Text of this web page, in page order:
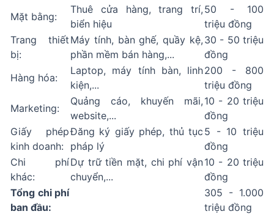
Mặt bằng:
Thuê cửa hàng, trang trí,
biển hiệu
50 - 100
triệu đồng
Trang thiết
bị:
Máy tính, bàn ghế, quầy kệ,
phần mềm bán hàng,...
30 - 50 triệu
đồng
Hàng hóa:
Laptop, máy tính bàn, linh
kiện,...
200 - 800
triệu đồng
Marketing:
Quảng cáo, khuyến mãi,
website,...
10 - 20 triệu
đồng
Giấy phép
kinh doanh:
Đăng ký giấy phép, thủ tục
pháp lý
5 - 10 triệu
đồng
Chi phí
khác:
Dự trữ tiền mặt, chi phí vận
chuyển,...
10 - 20 triệu
đồng
Tổng chi phí
ban đầu:
305 - 1.000
triệu đồng